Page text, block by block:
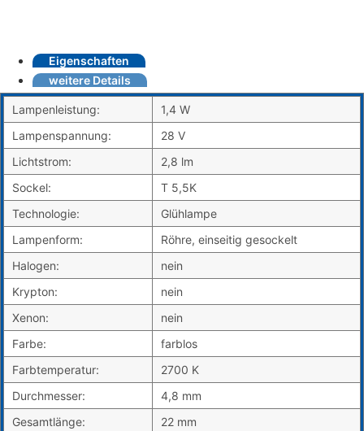
Eigenschaften
weitere Details
Lampenleistung:
1,4 W
Lampenspannung:
28 V
Lichtstrom:
2,8 lm
Sockel:
T 5,5K
Technologie:
Glühlampe
Lampenform:
Röhre, einseitig gesockelt
Halogen:
nein
Krypton:
nein
Xenon:
nein
Farbe:
farblos
Farbtemperatur:
2700 K
Durchmesser:
4,8 mm
Gesamtlänge:
22 mm